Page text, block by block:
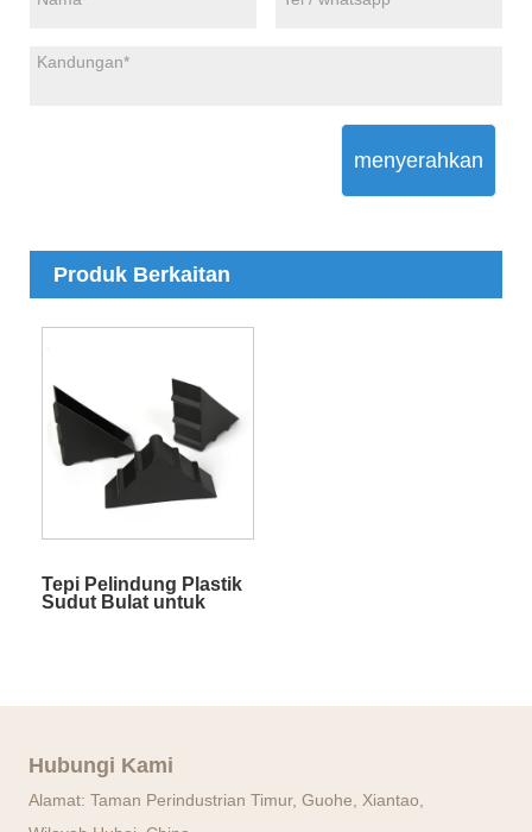
menyerahkan
Produk Berkaitan
Tepi Pelindung Plastik
Sudut Bulat untuk
Hubungi Kami
Alamat: Taman Perindustrian Timur, Guohe, Xiantao,